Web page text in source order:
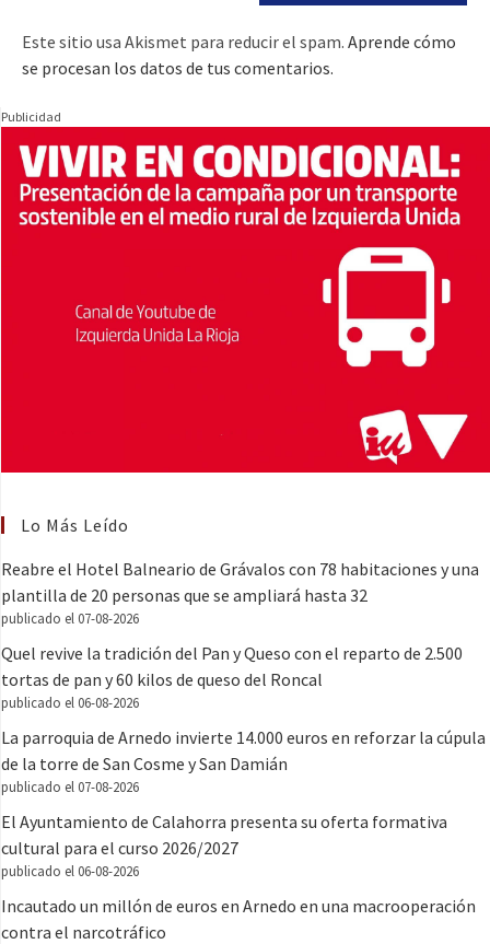
Este sitio usa Akismet para reducir el spam. Aprende cómo
se procesan los datos de tus comentarios.
Publicidad
Lo Más Leído
Reabre el Hotel Balneario de Grávalos con 78 habitaciones y una
plantilla de 20 personas que se ampliará hasta 32
publicado el 07-08-2026
Quel revive la tradición del Pan y Queso con el reparto de 2.500
tortas de pan y 60 kilos de queso del Roncal
publicado el 06-08-2026
La parroquia de Arnedo invierte 14.000 euros en reforzar la cúpula
de la torre de San Cosme y San Damián
publicado el 07-08-2026
El Ayuntamiento de Calahorra presenta su oferta formativa
cultural para el curso 2026/2027
publicado el 06-08-2026
Incautado un millón de euros en Arnedo en una macrooperación
contra el narcotráfico